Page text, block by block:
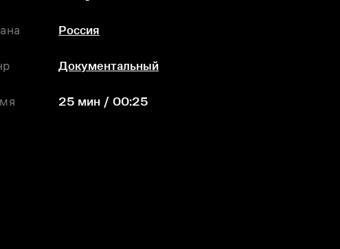
Россия
Документальный
25 мин / 00:25